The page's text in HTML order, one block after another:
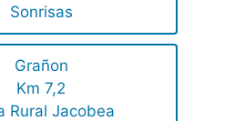
Sonrisas
Grañon
Km 7,2
Rural Jacobea